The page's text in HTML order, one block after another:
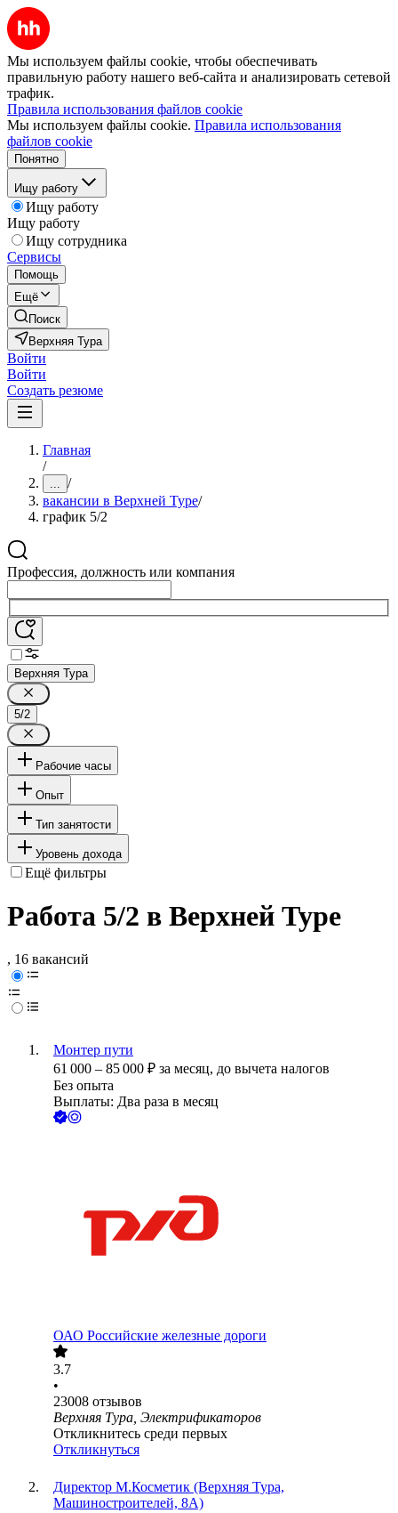
Мы используем файлы cookie, чтобы обеспечивать
правильную работу нашего веб-сайта и анализировать сетевой
трафик.
Правила использования файлов cookie
Мы используем файлы cookie. Правила использования
файлов cookie
Понятно
Ищу работу
Ищу работу
Ищу работу
Ищу сотрудника
Сервисы
Помощь
Ещё
Поиск
Верхняя Тура
Войти
Войти
Создать резюме
Главная
/
... /
вакансии в Верхней Туре/
график 5/2
Профессия, должность или компания
Верхняя Тура
5/2
Рабочие часы
Опыт
Тип занятости
Уровень дохода
Ещё фильтры
Работа 5/2 в Верхней Туре
, 16 вакансий
Монтер пути
61 000 – 85 000 ₽ за месяц, до вычета налогов
Без опыта
Выплаты: Два раза в месяц
ОАО Российские железные дороги
3.7
•
23008 отзывов
Верхняя Тура, Электрификаторов
Откликнитесь среди первых
Откликнуться
Директор М.Косметик (Верхняя Тура,
Машиностроителей, 8А)